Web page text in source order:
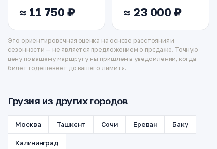
≈ 11 750 ₽ ≈ 23 000 ₽
Это ориентировочная оценка на основе расстояния и
сезонности — не является предложением о продаже. Точную
цену по вашему маршруту мы пришлём в уведомлении, когда
билет подешевеет до вашего лимита.
Грузия из других городов
Москва Ташкент Сочи Ереван Баку
Калининград